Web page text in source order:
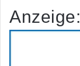
Anzeige: